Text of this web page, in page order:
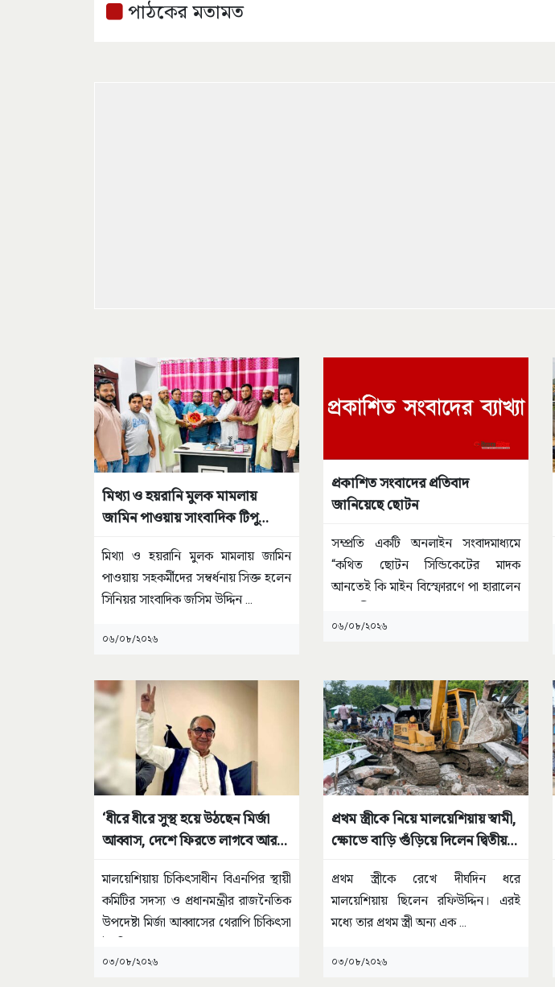
পাঠকের মতামত
মিথ্যা ও হয়রানি মুলক মামলায়
জামিন পাওয়ায় সাংবাদিক টিপু
মিথ্যা ও হয়রানি মুলক মামলায় জামিন
পাওয়ায় সহকর্মীদের সম্বর্ধনায় সিক্ত হলেন
সিনিয়র সাংবাদিক জসিম উদ্দিন...
০৬/০৮/২০২৬
প্রকাশিত সংবাদের প্রতিবাদ
জানিয়েছে ছোটন
সম্প্রতি একটি অনলাইন সংবাদমাধ্যমে
“কথিত ছোটন সিন্ডিকেটের মাদক
আনতেই কি মাইন বিস্ফোরণে পা হারালেন
০৬/০৮/২০২৬
‘ধীরে ধীরে সুস্থ হয়ে উঠছেন মির্জা
আব্বাস, দেশে ফিরতে লাগবে আরও
মালয়েশিয়ায় চিকিৎসাধীন বিএনপির স্থায়ী
কমিটির সদস্য ও প্রধানমন্ত্রীর রাজনৈতিক
উপদেষ্টা মির্জা আব্বাসের থেরাপি চিকিৎসা
০৩/০৮/২০২৬
প্রথম স্ত্রীকে নিয়ে মালয়েশিয়ায় স্বামী,
ক্ষোভে বাড়ি গুঁড়িয়ে দিলেন দ্বিতীয়
প্রথম স্ত্রীকে রেখে দীর্ঘদিন ধরে
মালয়েশিয়ায় ছিলেন রফিউদ্দিন। এরই
মধ্যে তার প্রথম স্ত্রী অন্য এক...
০৩/০৮/২০২৬